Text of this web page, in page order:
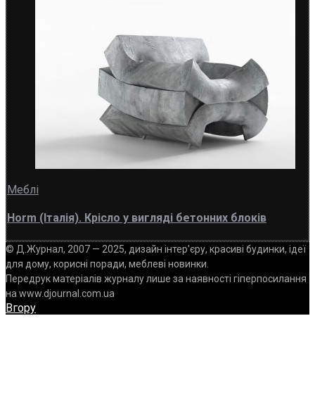
Меблі
Horm (Італія). Крісло у вигляді бетонних блоків
© Д.Журнал, 2007 — 2025, дизайн інтер'єру, красиві будинки, ідеї
для дому, корисні поради, меблеві новинки.
Передрук матеріалів журналу лише за наявності гіперпосилання
на www.djournal.com.ua
Вгору